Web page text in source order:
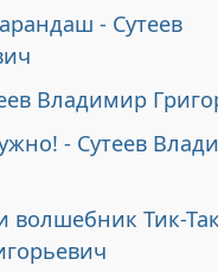
- Сутеев
Владимир
- Сутеев
волшебник Тик-